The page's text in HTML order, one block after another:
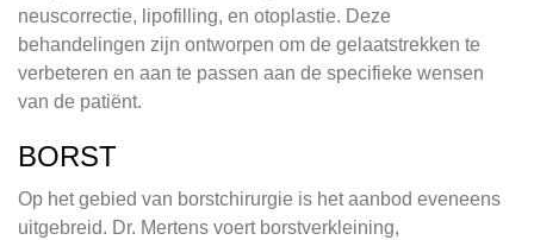
neuscorrectie, lipofilling, en otoplastie. Deze
behandelingen zijn ontworpen om de gelaatstrekken te
verbeteren en aan te passen aan de specifieke wensen
van de patiënt.
BORST
Op het gebied van borstchirurgie is het aanbod eveneens
uitgebreid. Dr. Mertens voert borstverkleining,